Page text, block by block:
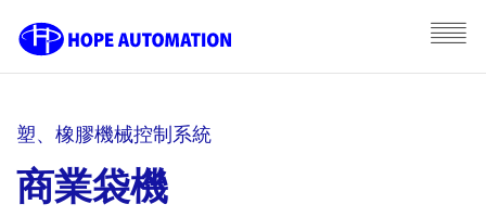
塑、橡膠機械控制系統
商業袋機